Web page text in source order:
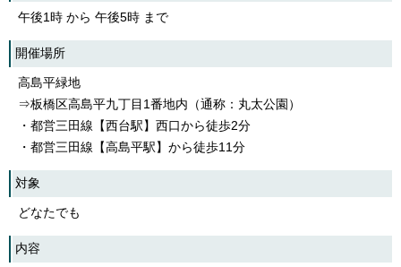
午後1時 から 午後5時 まで
開催場所
高島平緑地
⇒板橋区高島平九丁目1番地内（通称：丸太公園）
・都営三田線【西台駅】西口から徒歩2分
・都営三田線【高島平駅】から徒歩11分
対象
どなたでも
内容